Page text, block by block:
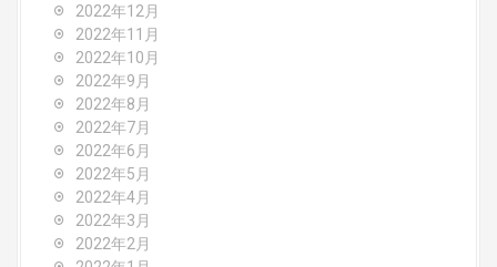
2022年12月
2022年11月
2022年10月
2022年9月
2022年8月
2022年7月
2022年6月
2022年5月
2022年4月
2022年3月
2022年2月